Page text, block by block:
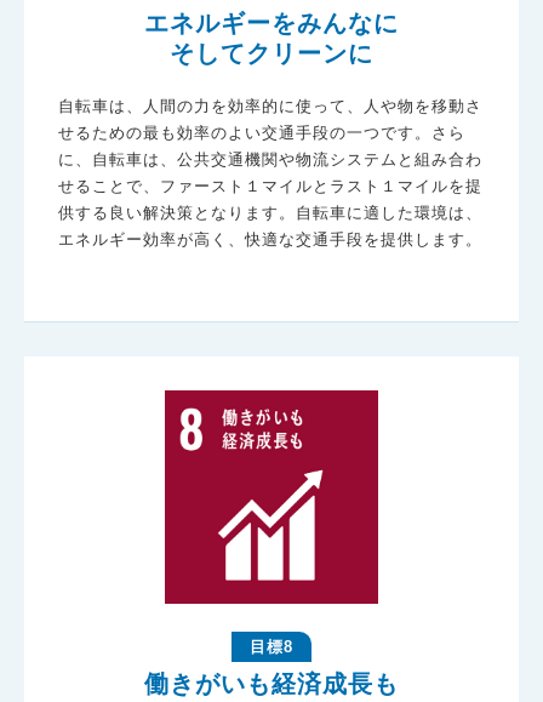
エネルギーをみんなに
そしてクリーンに
自転車は、人間の力を効率的に使って、人や物を移動さ
せるための最も効率のよい交通手段の一つです。さら
に、自転車は、公共交通機関や物流システムと組み合わ
せることで、ファースト１マイルとラスト１マイルを提
供する良い解決策となります。自転車に適した環境は、
エネルギー効率が高く、快適な交通手段を提供します。
目標8
働きがいも経済成長も